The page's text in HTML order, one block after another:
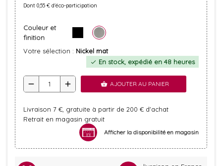
Dont 0,55 € d'éco-participation
Couleur et
finition
Votre sélection : Nickel mat
check En stock, expédié en 48 heures
remove add shopping_basket AJOUTER AU PANIER
Livraison 7 €, gratuite à partir de 200 € d'achat
Retrait en magasin gratuit
Afficher la disponibilité en magasin